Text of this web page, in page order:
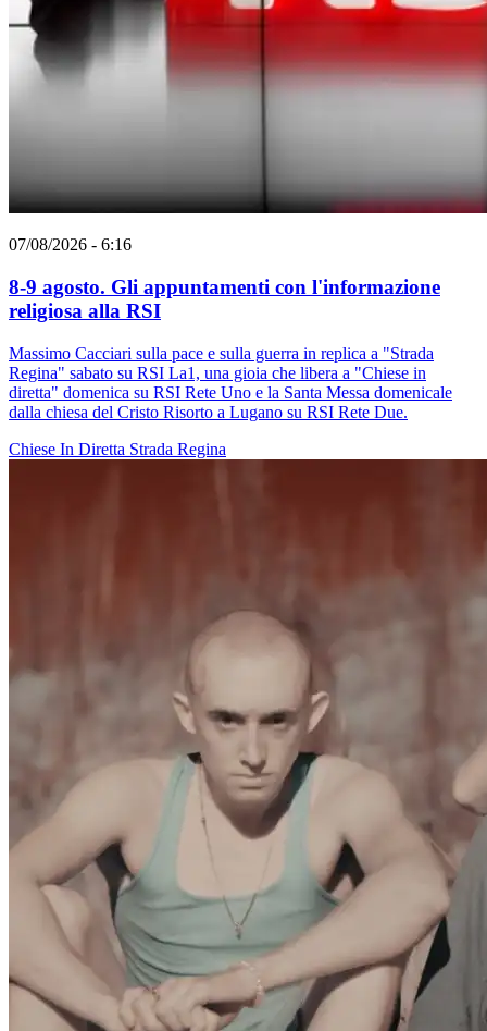
07/08/2026 - 6:16
8-9 agosto. Gli appuntamenti con l'informazione
religiosa alla RSI
Massimo Cacciari sulla pace e sulla guerra in replica a "Strada
Regina" sabato su RSI La1, una gioia che libera a "Chiese in
diretta" domenica su RSI Rete Uno e la Santa Messa domenicale
dalla chiesa del Cristo Risorto a Lugano su RSI Rete Due.
Chiese In Diretta Strada Regina